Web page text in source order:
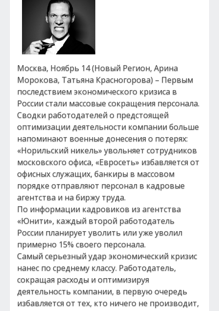
Москва, Ноябрь 14 (Новый Регион, Арина
Морокова, Татьяна Красногорова) – Первым
последствием экономического кризиса в
России стали массовые сокращения персонала.
Сводки работодателей о предстоящей
оптимизации деятельности компании больше
напоминают военные донесения о потерях:
«Норильский никель» увольняет сотрудников
московского офиса, «Евросеть» избавляется от
офисных служащих, банкиры в массовом
порядке отправляют персонал в кадровые
агентства и на биржу труда.
По информации кадровиков из агентства
«Юнити», каждый второй работодатель
России планирует уволить или уже уволил
примерно 15% своего персонала.
Самый серьезный удар экономический кризис
нанес по среднему классу. Работодатель,
сокращая расходы и оптимизируя
деятельность компании, в первую очередь
избавляется от тех, кто ничего не производит,